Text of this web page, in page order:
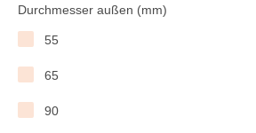
Durchmesser außen (mm)
55
65
90